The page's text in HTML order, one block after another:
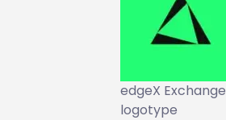
edgeX Exchange
logotype